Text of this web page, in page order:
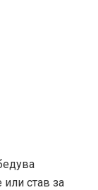
став за